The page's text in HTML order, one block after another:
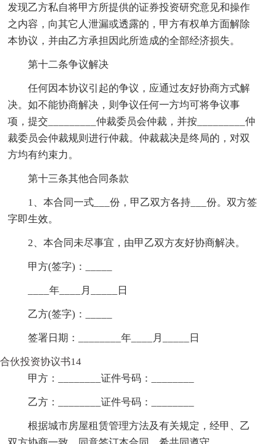
发现乙方私自将甲方所提供的证券投资研究意见和操作
之内容，向其它人泄漏或透露的，甲方有权单方面解除
本协议，并由乙方承担因此所造成的全部经济损失。
第十二条争议解决
任何因本协议引起的争议，应通过友好协商方式解
决。如不能协商解决，则争议任何一方均可将争议事
项，提交_________仲裁委员会仲裁，并按_________仲
裁委员会仲裁规则进行仲裁。仲裁裁决是终局的，对双
方均有约束力。
第十三条其他合同条款
1、本合同一式___份，甲乙双方各持___份。双方签
字即生效。
2、本合同未尽事宜，由甲乙双方友好协商解决。
甲方(签字)：_____
____年____月_____日
乙方(签字)：_____
签署日期：________年____月_____日
合伙投资协议书14
甲方：________证件号码：________
乙方：________证件号码：________
根据城市房屋租赁管理方法及有关规定，经甲、乙